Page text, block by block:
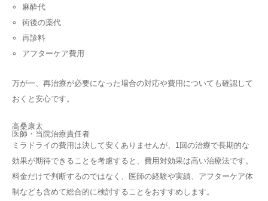
麻酔代
術後の薬代
再診料
アフターケア費用
万が一、再治療が必要になった場合の対応や費用についても確認して
おくと安心です。
高桑康太
医師・当院治療責任者
ミラドライの費用は決して安くありませんが、1回の治療で長期的な
効果が期待できることを考慮すると、費用対効果は高い治療法です。
料金だけで判断するのではなく、医師の経験や実績、アフターケア体
制なども含めて総合的に検討することをおすすめします。